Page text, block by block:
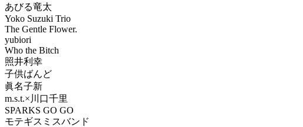
あびる竜太
Yoko Suzuki Trio
The Gentle Flower.
yubiori
Who the Bitch
照井利幸
子供ばんど
眞名子新
m.s.t.×川口千里
SPARKS GO GO
モテギスミスバンド